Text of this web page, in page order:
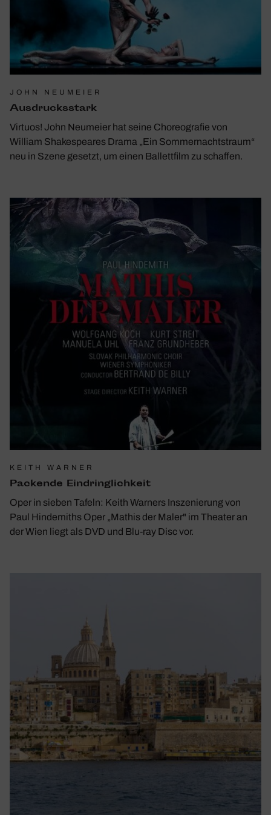
JOHN NEUMEIER
Ausdrucks­stark
Virtuos! John Neumeier hat seine Choreografie von
William Shakespeares Drama „Ein Sommernachtstraum“
neu in Szene gesetzt, um einen Ballettfilm zu schaffen.
KEITH WARNER
Packende Eindring­lich­keit
Oper in sieben Tafeln: Keith Warners Inszenierung von
Paul Hindemiths Oper „Mathis der Maler" im Theater an
der Wien liegt als DVD und Blu-ray Disc vor.